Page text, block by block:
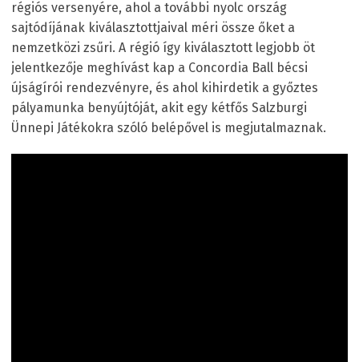
régiós versenyére, ahol a további nyolc ország
sajtódíjának kiválasztottjaival méri össze őket a
nemzetközi zsűri. A régió így kiválasztott legjobb öt
jelentkezője meghívást kap a Concordia Ball bécsi
újságírói rendezvényre, és ahol kihirdetik a győztes
pályamunka benyújtóját, akit egy kétfős Salzburgi
Ünnepi Játékokra szóló belépővel is megjutalmaznak.